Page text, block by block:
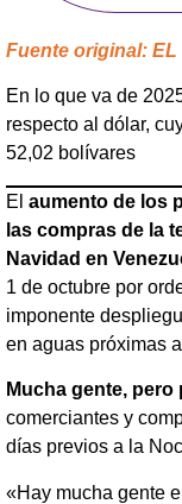
Fuente original: EL
En lo que va de
respecto al dólar,
52,02 bolívares
El aumento de los
las compras de la
Navidad en
1 de octubre por
imponente
en aguas próximas
Mucha gente, pero
comerciantes y
días previos a la
«Hay mucha gente